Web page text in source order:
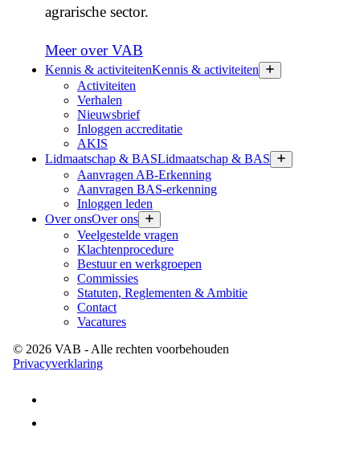
agrarische sector.
Meer over VAB
Kennis & activiteitenKennis & activiteiten
Activiteiten
Verhalen
Nieuwsbrief
Inloggen accreditatie
AKIS
Lidmaatschap & BASLidmaatschap & BAS
Aanvragen AB-Erkenning
Aanvragen BAS-erkenning
Inloggen leden
Over onsOver ons
Veelgestelde vragen
Klachtenprocedure
Bestuur en werkgroepen
Commissies
Statuten, Reglementen & Ambitie
Contact
Vacatures
© 2026 VAB - Alle rechten voorbehouden
Privacyverklaring